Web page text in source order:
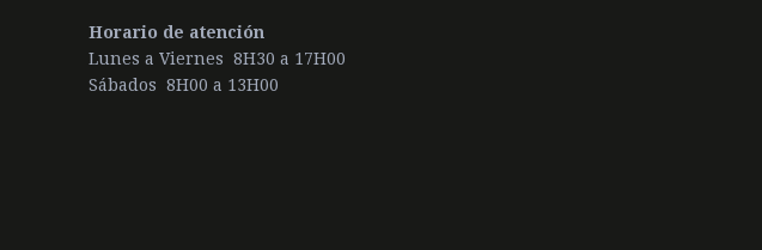
Horario de atención
Lunes a Viernes 8H30 a 17H00
Sábados 8H00 a 13H00